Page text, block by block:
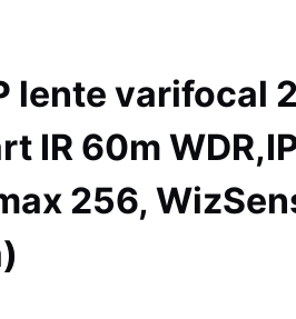
lente varifocal
IR 60m
256,